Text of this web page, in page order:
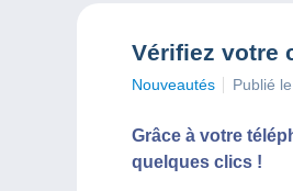
Vérifiez votre
Nouveautés Publié
Grâce à votre
quelques clics !